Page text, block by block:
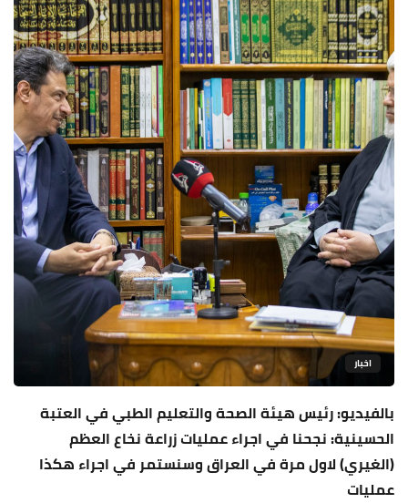
اخبار
بالفيديو: رئيس هيئة الصحة والتعليم الطبي في العتبة
الحسينية: نجحنا في اجراء عمليات زراعة نخاع العظم
(الغيري) لاول مرة في العراق وسنستمر في اجراء هكذا
عمليات